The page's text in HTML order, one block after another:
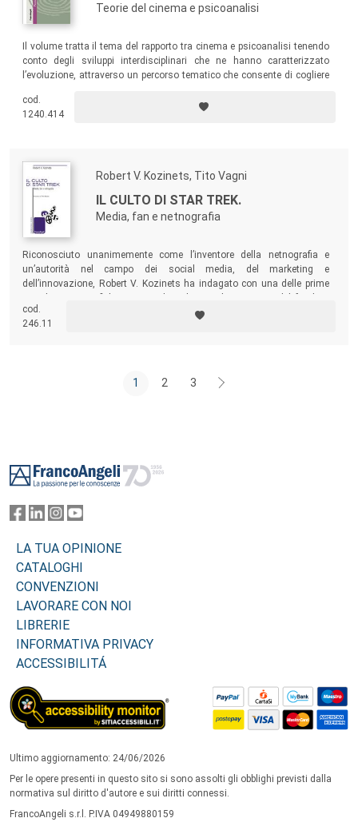
Teorie del cinema e psicoanalisi
Il volume tratta il tema del rapporto tra cinema e psicoanalisi tenendo
conto degli sviluppi interdisciplinari che ne hanno caratterizzato
l’evoluzione, attraverso un percorso tematico che consente di cogliere
confrontare sia con le innovazioni tecnologiche del mezzo
cinematografico, sia con i nuovi modi di accesso alla fruizione filmica.
cod.
1240.414
Robert V. Kozinets, Tito Vagni
IL CULTO DI STAR TREK.
Media, fan e netnografia
Riconosciuto unanimemente come l’inventore della netnografia e
un’autorità nel campo dei social media, del marketing e
dell’innovazione, Robert V. Kozinets ha indagato con una delle prime
legato alla famosissima serie televisiva Star Trek, individuando uno
dei più grandi fenomeni di consumo del nostro tempo.
cod.
246.11
1 2 3
LA TUA OPINIONE
CATALOGHI
CONVENZIONI
LAVORARE CON NOI
LIBRERIE
INFORMATIVA PRIVACY
ACCESSIBILITÁ
Ultimo aggiornamento: 24/06/2026
Per le opere presenti in questo sito si sono assolti gli obblighi previsti dalla
normativa sul diritto d'autore e sui diritti connessi.
FrancoAngeli s.r.l. P.IVA 04949880159